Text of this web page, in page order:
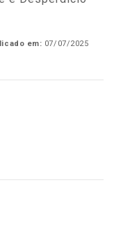
em: 07/07/2025